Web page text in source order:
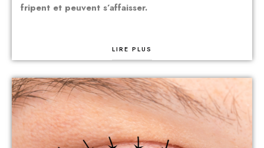
fripent et peuvent s’affaisser.
LIRE PLUS